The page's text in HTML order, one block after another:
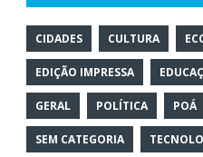
CIDADES CULTURA
EDIÇÃO IMPRESSA
GERAL POLÍTICA POÁ
SEM CATEGORIA